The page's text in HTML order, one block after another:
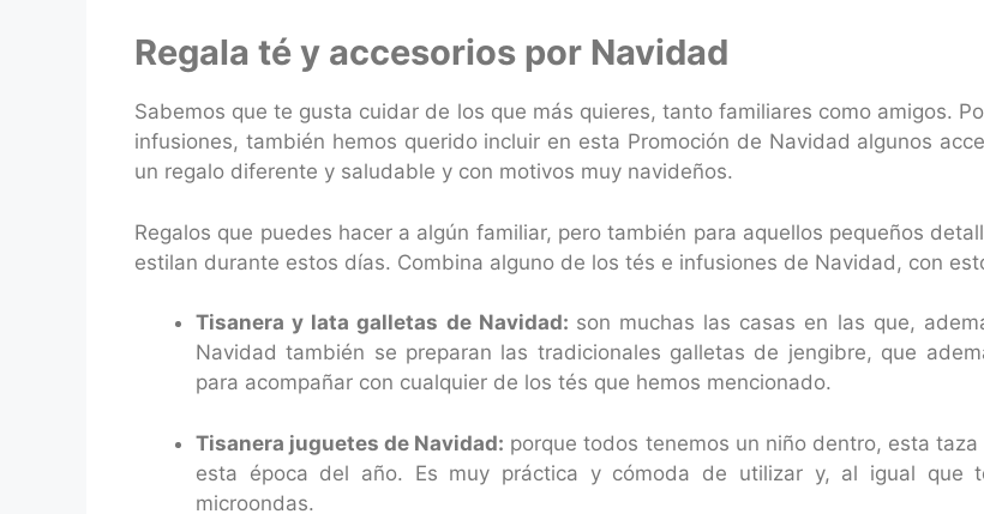
Regala té y accesorios por Navidad
Sabemos que te gusta cuidar de los que más quieres, tanto familiares como amigos.
infusiones, también hemos querido incluir en esta Promoción de Navidad algunos
un regalo diferente y saludable y con motivos muy navideños.
Regalos que puedes hacer a algún familiar, pero también para aquellos pequeños
estilan durante estos días. Combina alguno de los tés e infusiones de Navidad, con
Tisanera y lata galletas de Navidad: son muchas las casas en las que,
Navidad también se preparan las tradicionales galletas de jengibre, que
para acompañar con cualquier de los tés que hemos mencionado.
Tisanera juguetes de Navidad: porque todos tenemos un niño dentro, esta
esta época del año. Es muy práctica y cómoda de utilizar y, al igual que
microondas.